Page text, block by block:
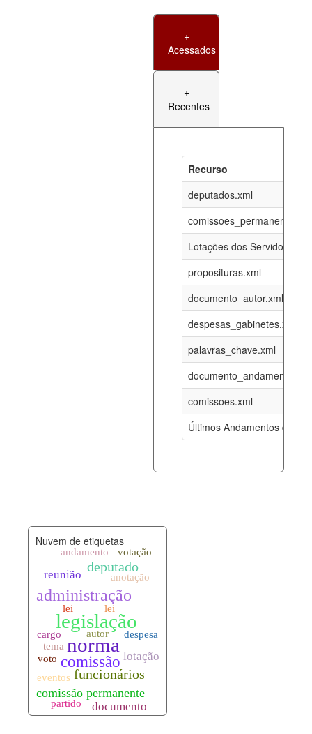
+
Acessados
+
Recentes
Recurso
deputados.xml
Lotações dos Servidores
proposituras.xml
documento_autor.xml
despesas_gabinetes.xml
palavras_chave.xml
documento_andamento.xml
comissoes.xml
Últimos Andamentos de
documento_andamento_atual.xml
07-08-
funcionarios_lotacoes.xml
funcionarios_cargos.xml 12-05-
07-08-
documento_andamento.xml 07-08-
palavras_chave.xml 07-08-
legislacao_norma_anotacoes.xml
Nuvem de etiquetas